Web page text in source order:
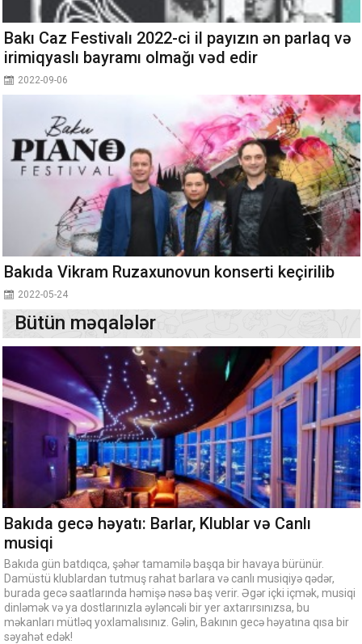
Bakı Caz Festivalı 2022-ci il payızın ən parlaq və
irimiqyaslı bayramı olmağı vəd edir
2022-09-06
Bakıda Vikram Ruzaxunovun konserti keçirilib
2022-05-24
Bütün məqalələr
Bakıda gecə həyatı: Barlar, Klublar və Canlı
musiqi
Bakıda gün batdıqca, şəhər tamamilə başqa bir havaya bürünür.
Damüstü klublardan tutmuş rahat barlara və canlı musiqiyə qədər,
burada gecə saatlarında həmişə nəsə baş verir. Əgər içki içmək, musiqi
dinləmək və ya dostlarınızla əyləncəli bir yer axtarırsınızsa, bu
məkanları mütləq yoxlamalısınız. Gəlin, Bakının gecə həyatına qısa bir
səyahət edək!